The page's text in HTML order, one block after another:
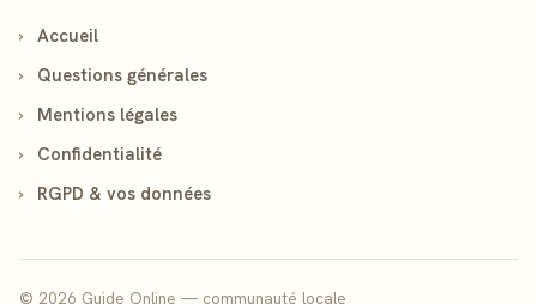
›
Accueil
›
Questions générales
›
Mentions légales
›
Confidentialité
›
RGPD & vos données
© 2026 Guide Online — communauté locale